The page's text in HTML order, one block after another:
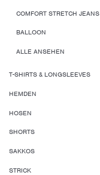
COMFORT STRETCH JEANS
BALLOON
ALLE ANSEHEN
T-SHIRTS & LONGSLEEVES
HEMDEN
HOSEN
SHORTS
SAKKOS
STRICK